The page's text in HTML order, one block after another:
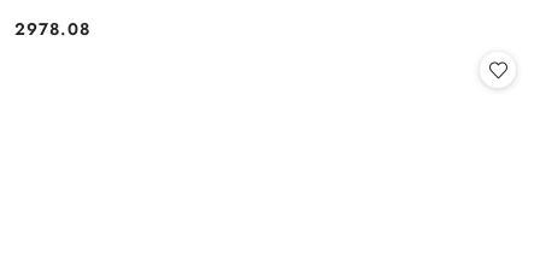
Cena:
2978.08